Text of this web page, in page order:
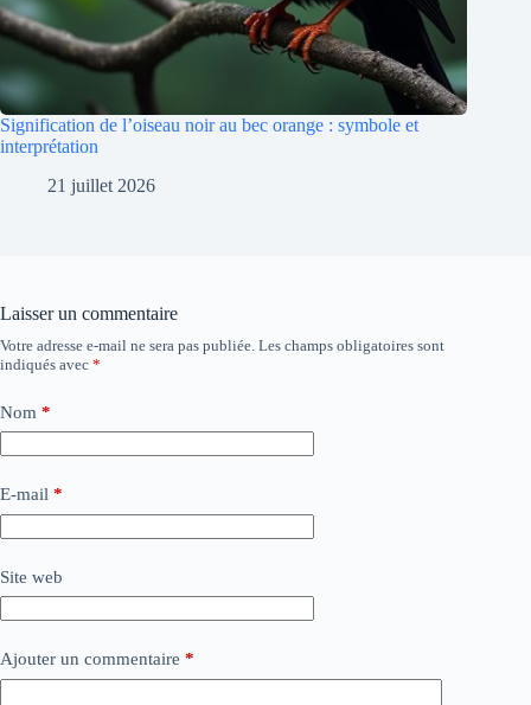
Signification de l’oiseau noir au bec orange : symbole et
interprétation
21 juillet 2026
Laisser un commentaire
Votre adresse e-mail ne sera pas publiée. Les champs obligatoires sont
indiqués avec *
Nom *
E-mail *
Site web
Ajouter un commentaire *